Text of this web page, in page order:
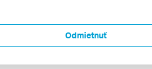
Odmietnuť